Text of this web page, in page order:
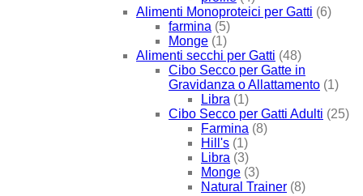
Alimenti Monoproteici per Gatti (6)
farmina (5)
Monge (1)
Alimenti secchi per Gatti (48)
Cibo Secco per Gatte in
Gravidanza o Allattamento (1)
Libra (1)
Cibo Secco per Gatti Adulti (25)
Farmina (8)
Hill's (1)
Libra (3)
Monge (3)
Natural Trainer (8)